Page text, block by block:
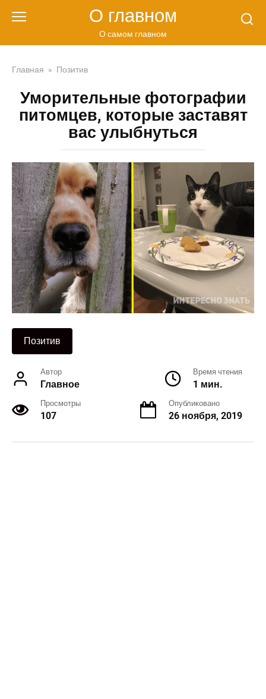
О главном
О самом главном
Главная » Позитив
Уморительные фотографии
питомцев, которые заставят
вас улыбнуться
Позитив
Автор
Главное
Время чтения
1 мин.
Просмотры
107
Опубликовано
26 ноября, 2019